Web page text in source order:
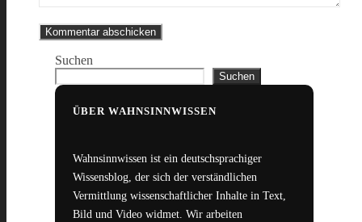
Suchen
Suchen
ÜBER WAHNSINNWISSEN
Wahnsinnwissen ist ein deutschsprachiger
Wissensblog, der sich der verständlichen
Vermittlung wissenschaftlicher Inhalte in Text,
Bild und Video widmet. Wir arbeiten